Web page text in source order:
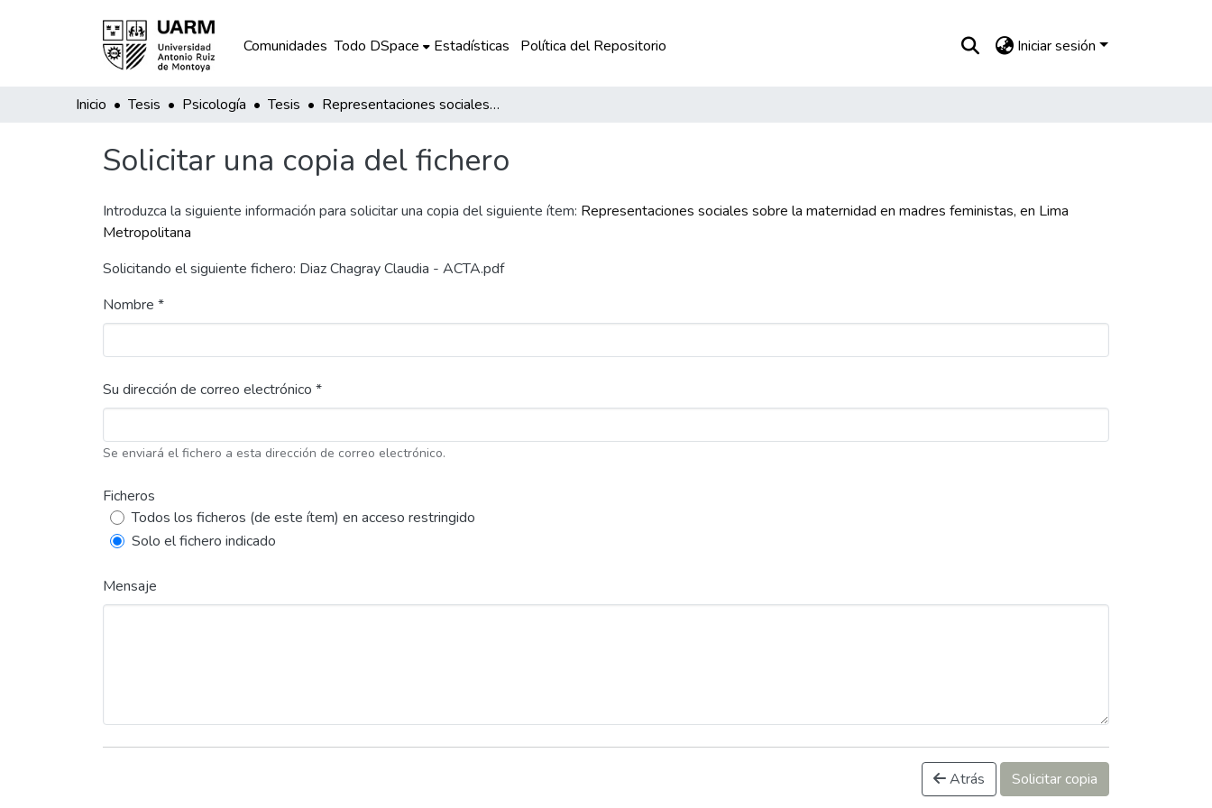
Comunidades Todo DSpace Estadísticas Política del Repositorio Iniciar sesión
Inicio Tesis Psicología Tesis Representaciones sociales sobre la maternidad en madres feministas, en Lima Metropolitana
Solicitar una copia del fichero
Introduzca la siguiente información para solicitar una copia del siguiente ítem: Representaciones sociales sobre la maternidad en madres feministas, en Lima
Metropolitana
Solicitando el siguiente fichero: Diaz Chagray Claudia - ACTA.pdf
Nombre *
Su dirección de correo electrónico *
Se enviará el fichero a esta dirección de correo electrónico.
Ficheros
Todos los ficheros (de este ítem) en acceso restringido
Solo el fichero indicado
Mensaje
Atrás Solicitar copia